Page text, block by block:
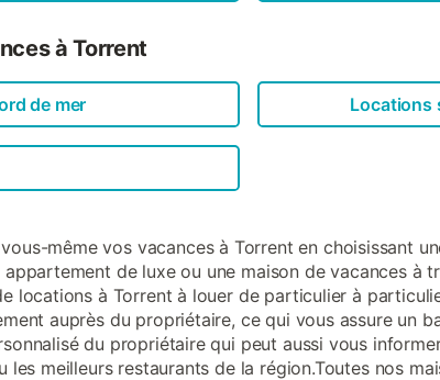
à Torrent
de mer Locations
même vos vacances à Torrent en choisissant
appartement de luxe ou une maison de vacances à
locations à Torrent à louer de particulier à
auprès du propriétaire, ce qui vous assure un
du propriétaire qui peut aussi vous
les meilleurs restaurants de la région.Toutes nos